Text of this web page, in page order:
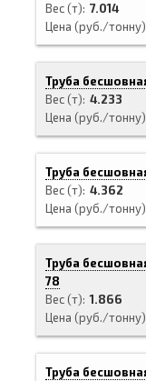
Вес (т) 7.014
Цена (руб./тонну)
Труба
Вес (т) 4.233
Цена (руб./тонну)
Труба
Вес (т) 4.362
Цена (руб./тонну)
Труба
78
Вес (т) 1.866
Цена (руб./тонну)
Труба